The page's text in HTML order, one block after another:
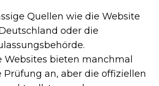
Quellen wie die Website
oder die
Websites bieten manchmal
Prüfung an, aber die offiziellen